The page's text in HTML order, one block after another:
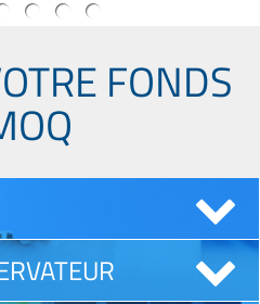
FONDS